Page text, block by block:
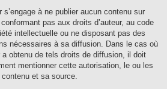
s’engage à ne publier aucun contenu sur
pas aux droits d’auteur, au code
intellectuelle ou ne disposant pas des
nécessaires à sa diffusion. Dans le cas où
a obtenu de tels droits de diffusion, il doit
mentionner cette autorisation, le ou les
et sa source.